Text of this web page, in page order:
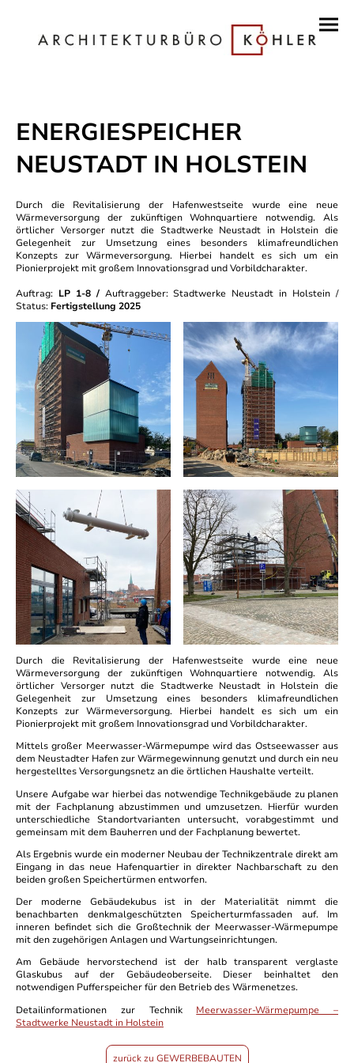
ENERGIESPEICHER
NEUSTADT IN HOLSTEIN
Durch die Revitalisierung der Hafenwestseite wurde eine neue
Wärmeversorgung der zukünftigen Wohnquartiere notwendig. Als
örtlicher Versorger nutzt die Stadtwerke Neustadt in Holstein die
Gelegenheit zur Umsetzung eines besonders klimafreundlichen
Konzepts zur Wärmeversorgung. Hierbei handelt es sich um ein
Pionierprojekt mit großem Innovationsgrad und Vorbildcharakter.
Auftrag: LP 1-8 / Auftraggeber: Stadtwerke Neustadt in Holstein /
Status: Fertigstellung 2025
Durch die Revitalisierung der Hafenwestseite wurde eine neue
Wärmeversorgung der zukünftigen Wohnquartiere notwendig. Als
örtlicher Versorger nutzt die Stadtwerke Neustadt in Holstein die
Gelegenheit zur Umsetzung eines besonders klimafreundlichen
Konzepts zur Wärmeversorgung. Hierbei handelt es sich um ein
Pionierprojekt mit großem Innovationsgrad und Vorbildcharakter.
Mittels großer Meerwasser-Wärmepumpe wird das Ostseewasser aus
dem Neustadter Hafen zur Wärmegewinnung genutzt und durch ein neu
hergestelltes Versorgungsnetz an die örtlichen Haushalte verteilt.
Unsere Aufgabe war hierbei das notwendige Technikgebäude zu planen
mit der Fachplanung abzustimmen und umzusetzen. Hierfür wurden
unterschiedliche Standortvarianten untersucht, vorabgestimmt und
gemeinsam mit dem Bauherren und der Fachplanung bewertet.
Als Ergebnis wurde ein moderner Neubau der Technikzentrale direkt am
Eingang in das neue Hafenquartier in direkter Nachbarschaft zu den
beiden großen Speichertürmen entworfen.
Der moderne Gebäudekubus ist in der Materialität nimmt die
benachbarten denkmalgeschützten Speicherturmfassaden auf. Im
inneren befindet sich die Großtechnik der Meerwasser-Wärmepumpe
mit den zugehörigen Anlagen und Wartungseinrichtungen.
Am Gebäude hervorstechend ist der halb transparent verglaste
Glaskubus auf der Gebäudeoberseite. Dieser beinhaltet den
notwendigen Pufferspeicher für den Betrieb des Wärmenetzes.
Detailinformationen zur Technik Meerwasser-Wärmepumpe –
Stadtwerke Neustadt in Holstein
zurück zu GEWERBEBAUTEN